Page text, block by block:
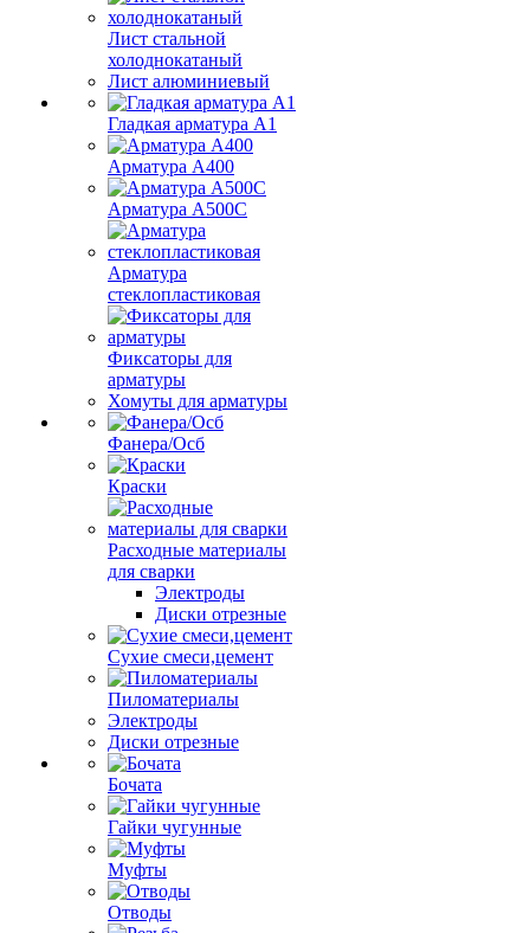
Лист стальной
холоднокатаный
Лист алюминиевый
Гладкая арматура А1
Арматура А400
Арматура A500C
Арматура
стеклопластиковая
Фиксаторы для
арматуры
Хомуты для арматуры
Фанера/Осб
Краски
Расходные материалы
для сварки
Электроды
Диски отрезные
Сухие смеси,цемент
Пиломатериалы
Электроды
Диски отрезные
Бочата
Гайки чугунные
Муфты
Отводы